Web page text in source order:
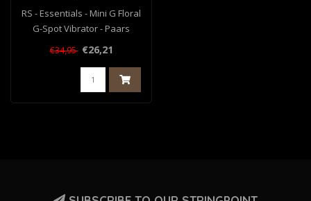
RS - Essentials - Mini G Floral
G-Spot Vibrator - Paars
€34,95 €26,21